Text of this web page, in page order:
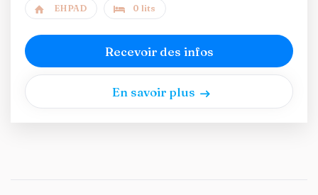
EHPAD 0 lits
Recevoir des infos
En savoir plus